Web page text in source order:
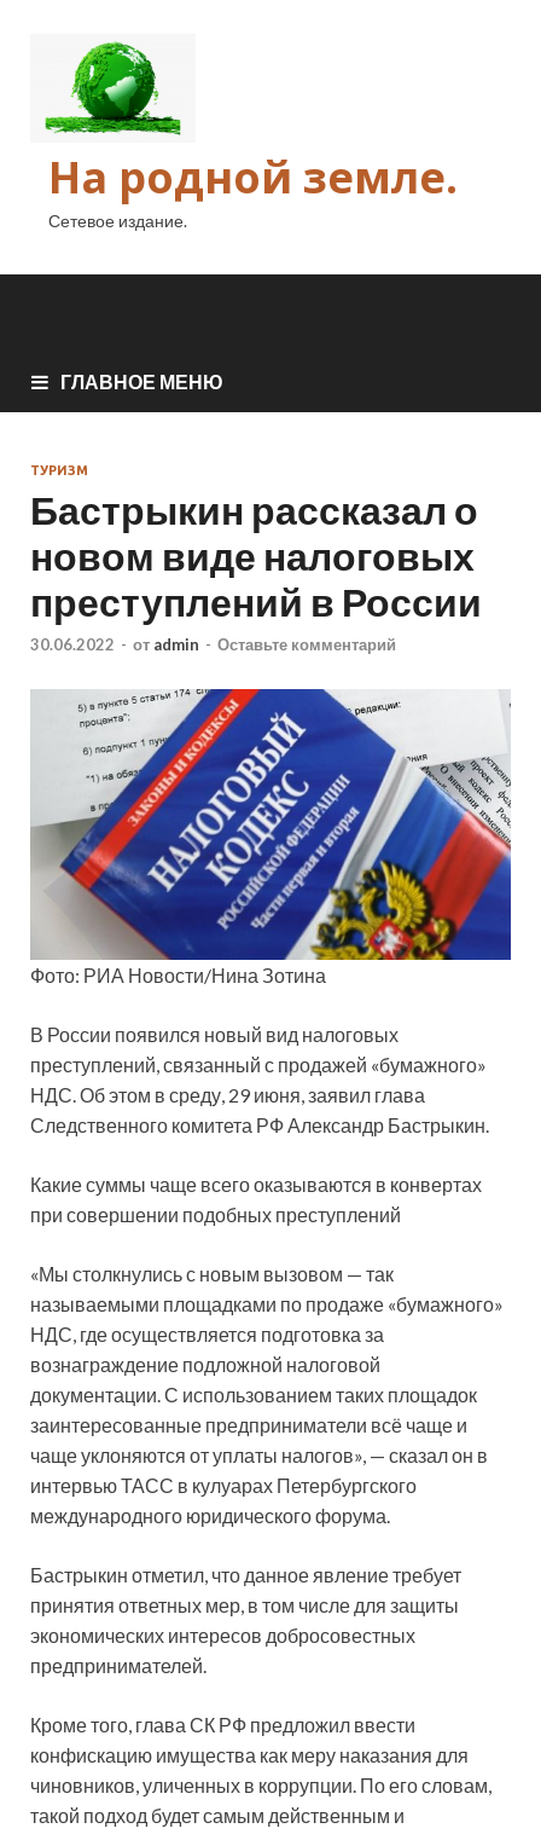
На родной земле.
Сетевое издание.
ГЛАВНОЕ МЕНЮ
ТУРИЗМ
Бастрыкин рассказал о
новом виде налоговых
преступлений в России
30.06.2022 - от admin - Оставьте комментарий
Фото: РИА Новости/Нина Зотина
В России появился новый вид налоговых
преступлений, связанный с продажей «бумажного»
НДС. Об этом в среду, 29 июня, заявил глава
Следственного комитета РФ Александр Бастрыкин.
Какие суммы чаще всего оказываются в конвертах
при совершении подобных преступлений
«Мы столкнулись с новым вызовом — так
называемыми площадками по продаже «бумажного»
НДС, где осуществляется подготовка за
вознаграждение подложной налоговой
документации. С использованием таких площадок
заинтересованные предприниматели всё чаще и
чаще уклоняются от уплаты налогов», — сказал он в
интервью ТАСС в кулуарах Петербургского
международного юридического форума.
Бастрыкин отметил, что данное явление требует
принятия ответных мер, в том числе для защиты
экономических интересов добросовестных
предпринимателей.
Кроме того, глава СК РФ предложил ввести
конфискацию имущества как меру наказания для
чиновников, уличенных в коррупции. По его словам,
такой подход будет самым действенным и